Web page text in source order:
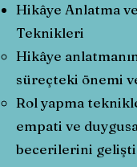
Hikâye Anlatma
Teknikleri
Hikâye
süreçteki önemi
Rol yapma
empati ve
becerilerini